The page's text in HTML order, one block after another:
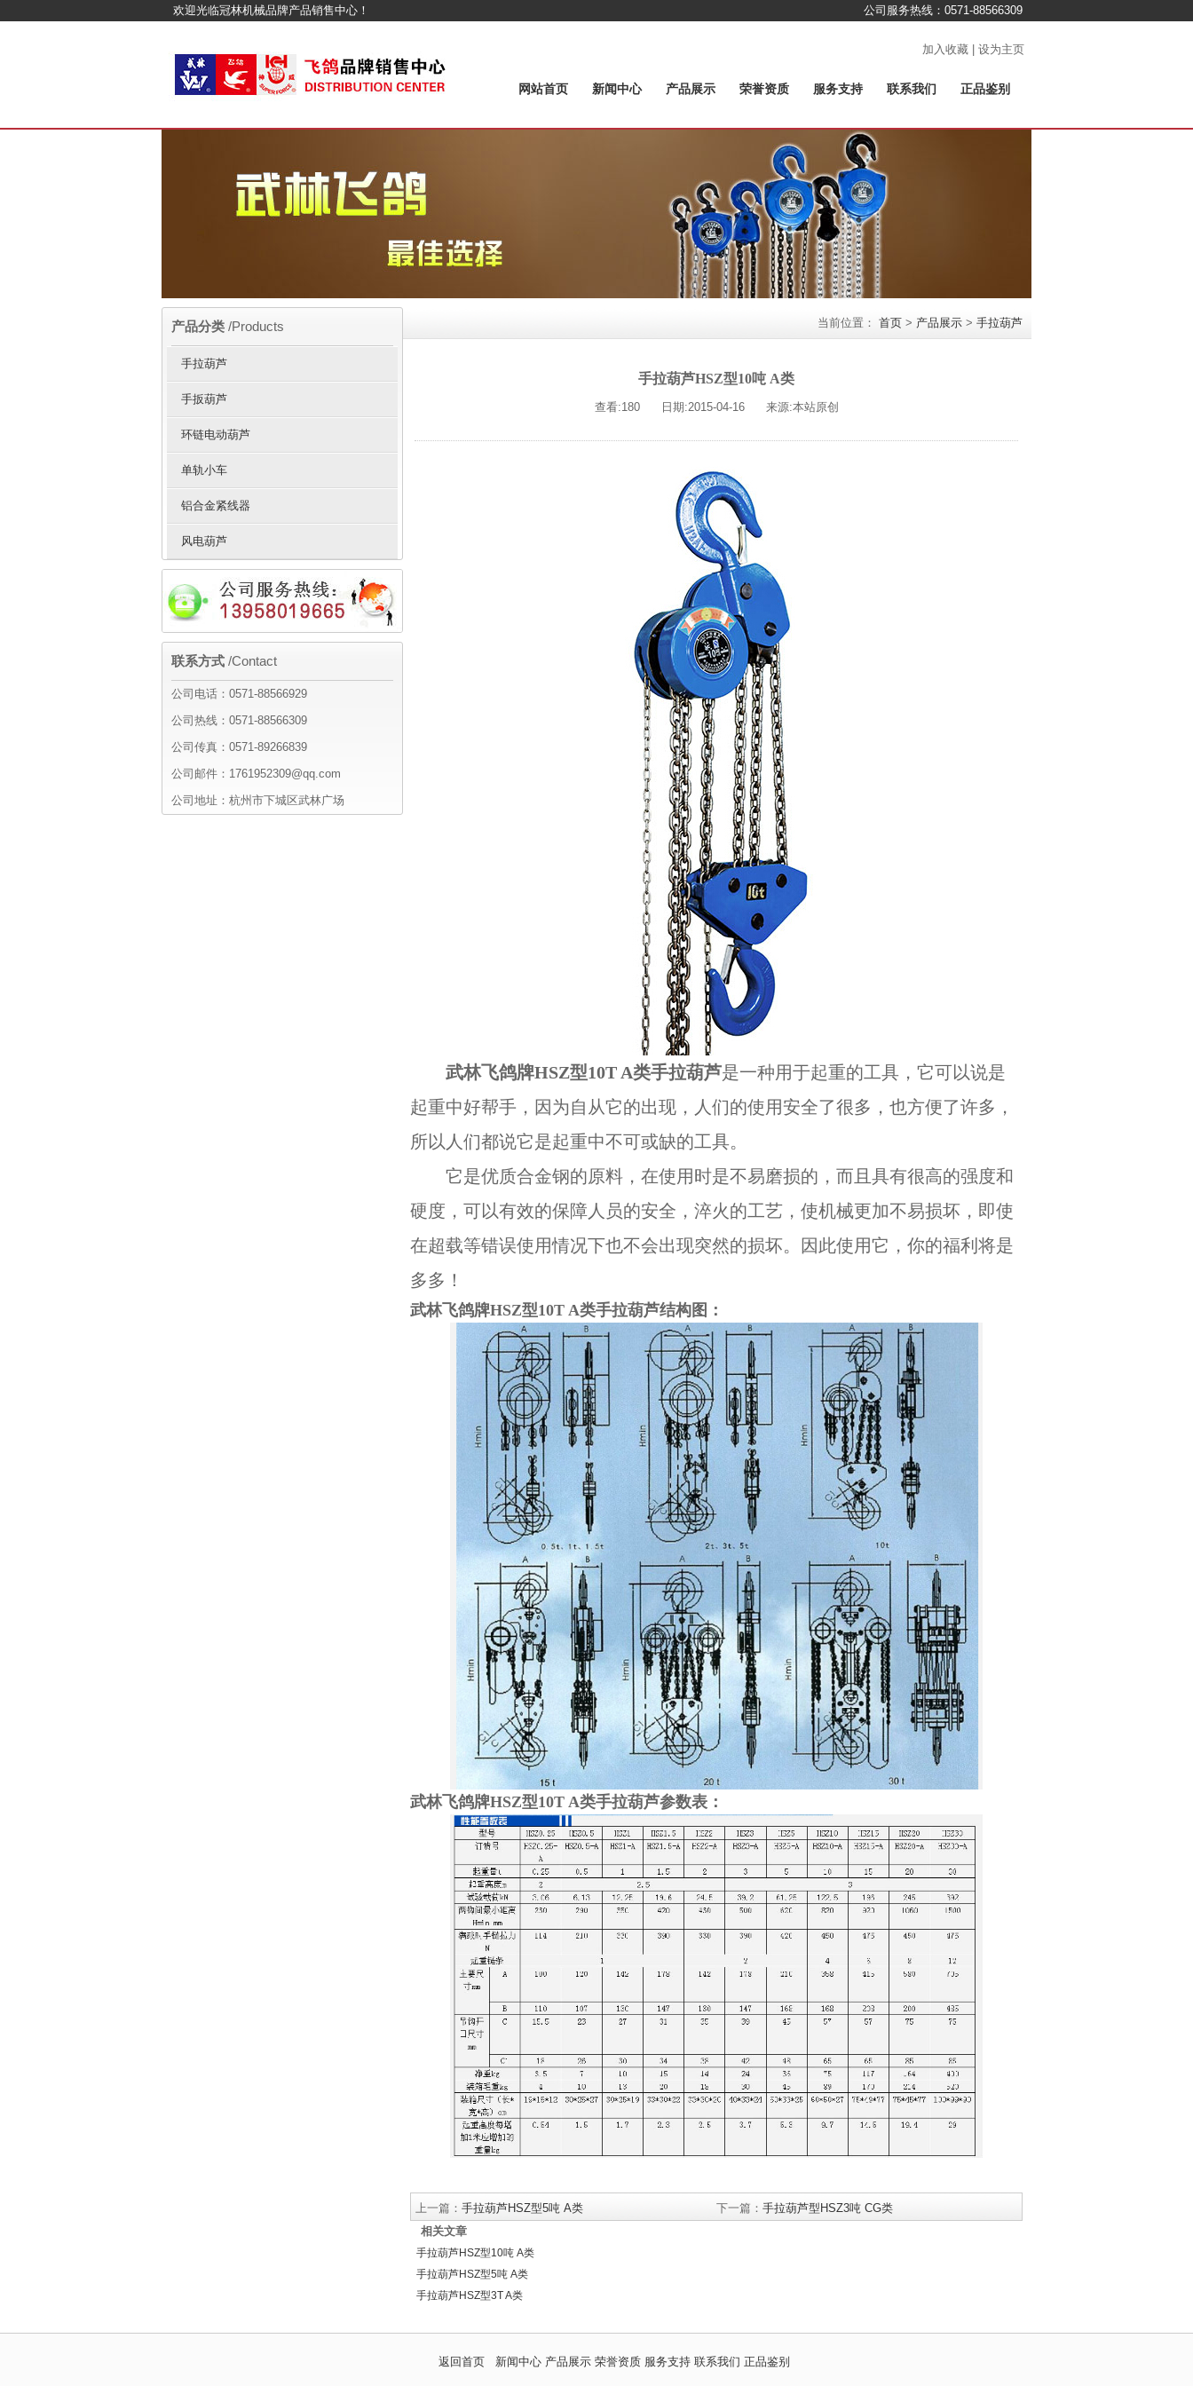
公司服务热线：0571-88566309
欢迎光临冠林机械品牌产品销售中心！
加入收藏 | 设为主页
网站首页 新闻中心 产品展示 荣誉资质 服务支持 联系我们 正品鉴别
当前位置： 首页 > 产品展示 > 手拉葫芦
手拉葫芦HSZ型10吨 A类
查看:180 日期:2015-04-16 来源:本站原创
武林飞鸽牌HSZ型10T A类手拉葫芦是一种用于起重的工具，它可以说是
起重中好帮手，因为自从它的出现，人们的使用安全了很多，也方便了许多，
所以人们都说它是起重中不可或缺的工具。
它是优质合金钢的原料，在使用时是不易磨损的，而且具有很高的强度和
硬度，可以有效的保障人员的安全，淬火的工艺，使机械更加不易损坏，即使
在超载等错误使用情况下也不会出现突然的损坏。因此使用它，你的福利将是
多多！
武林飞鸽牌HSZ型10T A类手拉葫芦结构图：
武林飞鸽牌HSZ型10T A类手拉葫芦参数表：
上一篇： 手拉葫芦HSZ型5吨 A类 下一篇： 手拉葫芦型HSZ3吨 CG类
相关文章
手拉葫芦HSZ型10吨 A类
手拉葫芦HSZ型5吨 A类
手拉葫芦HSZ型3T A类
产品分类 /Products
手拉葫芦
手扳葫芦
环链电动葫芦
单轨小车
铝合金紧线器
风电葫芦
联系方式 /Contact
公司电话：0571-88566929
公司热线：0571-88566309
公司传真：0571-89266839
公司邮件：1761952309@qq.com
公司地址：杭州市下城区武林广场
返回首页 新闻中心 产品展示 荣誉资质 服务支持 联系我们 正品鉴别